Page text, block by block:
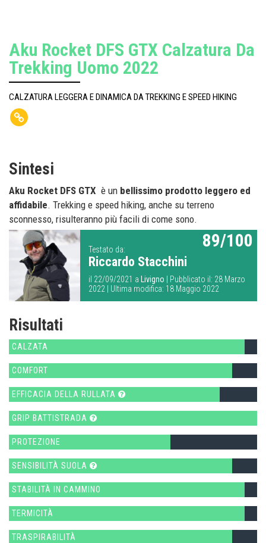
Aku Rocket DFS GTX Calzatura Da
Trekking Uomo 2022
CALZATURA LEGGERA E DINAMICA DA TREKKING E SPEED HIKING
Sintesi
Aku Rocket DFS GTX è un bellissimo prodotto leggero ed
affidabile. Trekking e speed hiking, anche su terreno
sconnesso, risulteranno più facili di come sono.
Testato da:
Riccardo Stacchini
il 22/09/2021 a Livigno | Pubblicato il: 28 Marzo
2022 | Ultima modifica: 18 Maggio 2022
89/100
Risultati
CALZATA
COMFORT
EFFICACIA DELLA RULLATA
GRIP BATTISTRADA
PROTEZIONE
SENSIBILITÀ SUOLA
STABILITÀ IN CAMMINO
TERMICITÀ
TRASPIRABILITÀ